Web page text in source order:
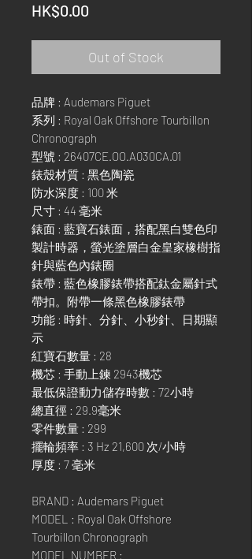
HK$0.00
Out of Stock
品牌 : Audemars Piguet
系列 : Royal Oak Offshore Tourbillon
Chronograph
型號 : 26407CE.OO.A030CA.01
錶殼材質 : 黑色陶瓷
防水深度 : 100 米
尺寸 : 44 毫米
錶面 : 藍寶石錶面，搭配黑白雙色印
製計時器，螢光塗層白金皇家橡樹指
針與藍色內錶圈
錶帶 : 藍色橡膠錶帶搭配鈦金屬針式
帶扣。附帶一條黑色橡膠錶帶
功能 : 時針、分針、小秒針、日期顯
示
紅寶石數量 : 28
機芯 : 手動上鍊 2943機芯
最低保證動力儲存時數 : 72小時
總直徑 : 29.9毫米
零件數量 : 299
擺輪頻率 : 3 Hz 21,600 次/小時
厚度 : 7 毫米
BRAND : Audemars Piguet
MODEL : Royal Oak Offshore
Tourbillon Chronograph
MODEL NUMBER :